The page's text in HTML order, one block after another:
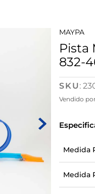
MAYPA
Pista
832-
:
Vendido
Medida
Medida
silla
closet
espejo
vajillas
.
zapatero
cuadros